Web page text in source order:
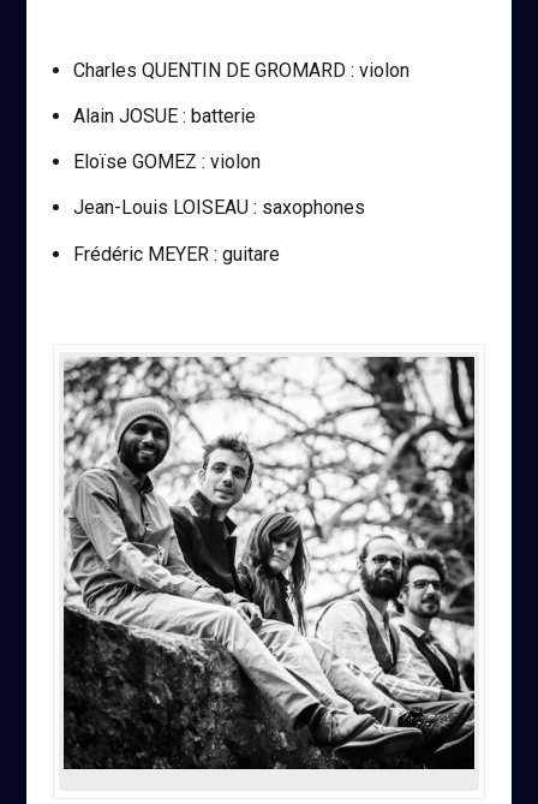
Charles QUENTIN DE GROMARD : violon
Alain JOSUE : batterie
Eloïse GOMEZ : violon
Jean-Louis LOISEAU : saxophones
Frédéric MEYER : guitare